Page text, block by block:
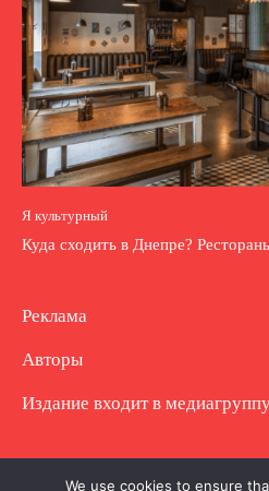
Я культурный
Куда сходить в Днепре?
Реклама
Авторы
Издание входит в
Copyright © Полное
We use cookies to ensure